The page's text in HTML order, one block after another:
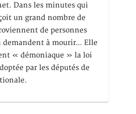
Dans les minutes qui
un grand nombre de
de personnes
demandent à mourir… Elle
« démoniaque » la loi
par les députés de